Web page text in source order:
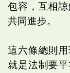
包容，互相
共同進步。
這六條總則用
就是法制要